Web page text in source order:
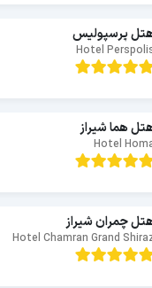
پرسپولیس
Hotel
هما شيراز
Hotel
چمران شیراز
Hotel Chamran Grand